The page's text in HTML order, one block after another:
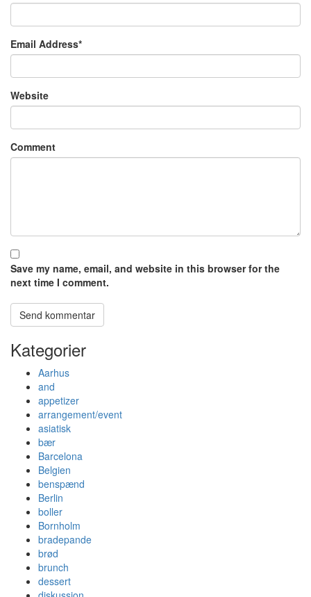
Email Address*
Website
Comment
Save my name, email, and website in this browser for the
next time I comment.
Kategorier
Aarhus
and
appetizer
arrangement/event
asiatisk
bær
Barcelona
Belgien
benspænd
Berlin
boller
Bornholm
bradepande
brød
brunch
dessert